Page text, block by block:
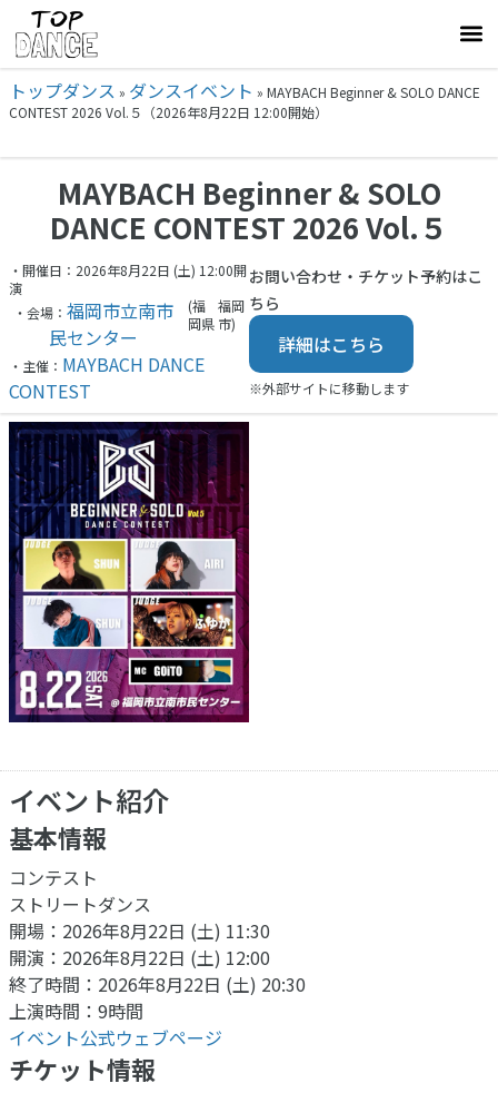
トップダンス » ダンスイベント » MAYBACH Beginner & SOLO DANCE
CONTEST 2026 Vol.５（2026年8月22日 12:00開始）
MAYBACH Beginner & SOLO
DANCE CONTEST 2026 Vol.５
・開催日：2026年8月22日 (土) 12:00開
演
・会場：福岡市立南市
民センター
(福
岡県
福岡
市)
・主催： MAYBACH DANCE
CONTEST
お問い合わせ・チケット予約はこ
ちら
詳細はこちら
※外部サイトに移動します
イベント紹介
基本情報
コンテスト
ストリートダンス
開場：2026年8月22日 (土) 11:30
開演：2026年8月22日 (土) 12:00
終了時間：2026年8月22日 (土) 20:30
上演時間：9時間
イベント公式ウェブページ
チケット情報